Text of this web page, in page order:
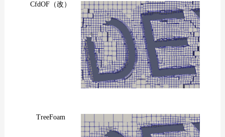
CfdOF（改）
TreeFoam